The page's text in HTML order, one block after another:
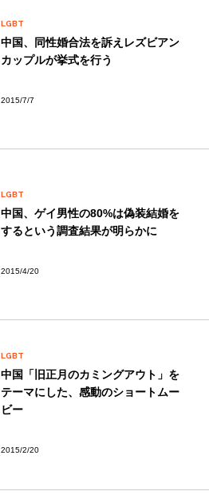
LGBT
中国、同性婚合法を訴えレズビアン
カップルが挙式を行う
2015/7/7
LGBT
中国、ゲイ男性の80%は偽装結婚を
するという調査結果が明らかに
2015/4/20
LGBT
中国「旧正月のカミングアウト」を
テーマにした、感動のショートムー
ビー
2015/2/20